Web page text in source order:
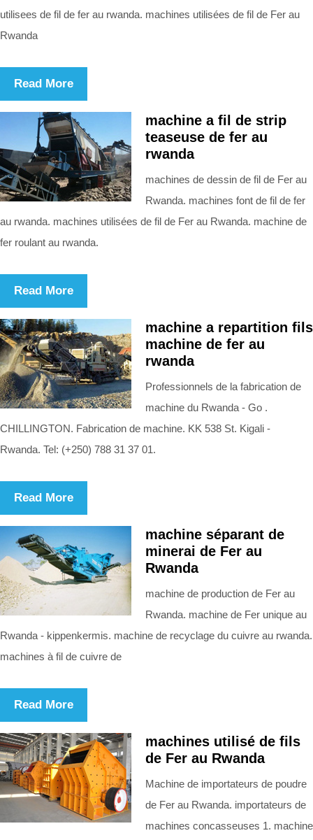
utilisees de fil de fer au rwanda. machines utilisées de fil de Fer au
Rwanda
Read More
machine a fil de strip
teaseuse de fer au
rwanda
machines de dessin de fil de Fer au
Rwanda. machines font de fil de fer
au rwanda. machines utilisées de fil de Fer au Rwanda. machine de
fer roulant au rwanda.
Read More
machine a repartition fils
machine de fer au
rwanda
Professionnels de la fabrication de
machine du Rwanda - Go .
CHILLINGTON. Fabrication de machine. KK 538 St. Kigali -
Rwanda. Tel: (+250) 788 31 37 01.
Read More
machine séparant de
minerai de Fer au
Rwanda
machine de production de Fer au
Rwanda. machine de Fer unique au
Rwanda - kippenkermis. machine de recyclage du cuivre au rwanda.
machines à fil de cuivre de
Read More
machines utilisé de fils
de Fer au Rwanda
Machine de importateurs de poudre
de Fer au Rwanda. importateurs de
machines concasseuses 1. machine